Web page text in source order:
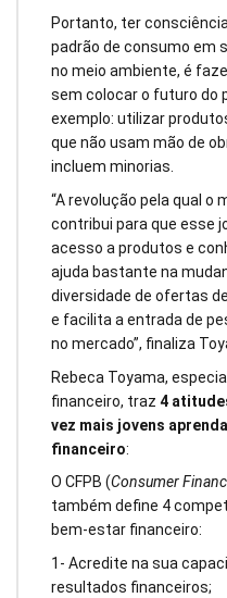
Portanto, ter
padrão de consumo em
no meio ambiente, é
sem colocar o futuro do
exemplo: utilizar
que não usam mão de
incluem minorias.
“A revolução pela qual o
contribui para que esse
acesso a produtos e
ajuda bastante na
diversidade de ofertas
e facilita a entrada de
no mercado”, finaliza
Rebeca Toyama,
financeiro, traz 4
vez mais jovens
financeiro:
O CFPB (Consumer
também define 4
bem-estar financeiro:
1- Acredite na sua
resultados financeiros;